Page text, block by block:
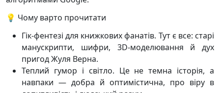
💡 Чому варто прочитати
Гік-фентезі для книжкових фанатів. Тут є все: старі
манускрипти, шифри, 3D-моделювання й дух
пригод Жуля Верна.
Теплий гумор і світло. Це не темна історія, а
навпаки — добра й оптимістична, про віру в